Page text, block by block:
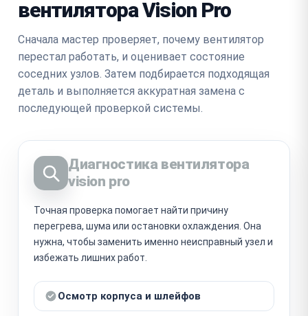
вентилятора Vision Pro
Сначала мастер проверяет, почему вентилятор
перестал работать, и оценивает состояние
соседних узлов. Затем подбирается подходящая
деталь и выполняется аккуратная замена с
последующей проверкой системы.
Диагностика вентилятора
vision pro
Точная проверка помогает найти причину
перегрева, шума или остановки охлаждения. Она
нужна, чтобы заменить именно неисправный узел и
избежать лишних работ.
Осмотр корпуса и шлейфов